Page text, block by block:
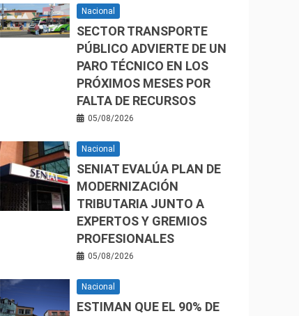
Nacional
SECTOR TRANSPORTE
PÚBLICO ADVIERTE DE UN
PARO TÉCNICO EN LOS
PRÓXIMOS MESES POR
FALTA DE RECURSOS
05/08/2026
Nacional
SENIAT EVALÚA PLAN DE
MODERNIZACIÓN
TRIBUTARIA JUNTO A
EXPERTOS Y GREMIOS
PROFESIONALES
05/08/2026
Nacional
ESTIMAN QUE EL 90% DE